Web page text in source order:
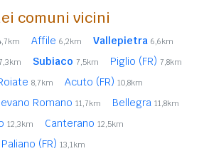
comuni vicini
Affile 6,2km Vallepietra 6,6km
7,3km Subiaco 7,5km Piglio (FR) 7,8km
8,7km Acuto (FR) 10,8km
Romano 11,7km Bellegra 11,8km
12,3km Canterano 12,5km
Paliano (FR) 13,1km